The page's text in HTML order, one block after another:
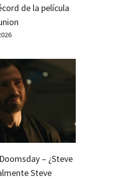
de la película
– ¿Steve
Steve